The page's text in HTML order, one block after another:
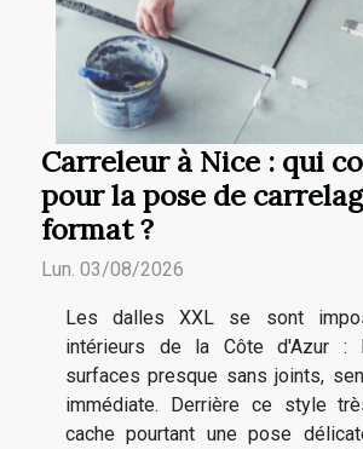
Carreleur à Nice : qui
pour la pose de
format ?
Lun. 03/08/2026
Les dalles XXL se sont
intérieurs de la Côte d'Azur :
surfaces presque sans joints,
immédiate. Derrière ce style
cache pourtant une pose